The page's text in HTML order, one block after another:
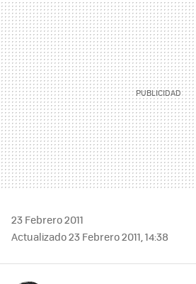
MAIL
23 Febrero 2011
Actualizado 23 Febrero 2011, 14:38